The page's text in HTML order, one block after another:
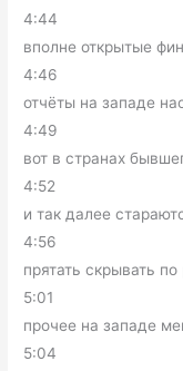
4:44
вполне открытые
4:46
отчёты на западе
4:49
вот в странах
4:52
и так далее
4:56
прятать скрывать
5:01
прочее на западе
5:04